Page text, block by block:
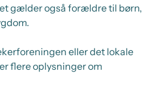
gælder også forældre til børn,
eller det lokale
flere oplysninger om